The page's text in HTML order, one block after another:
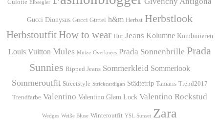
Culotte Elbsegler
Gucci Dionysus Gucci Gürtel h&m Herbst Herbstlook
Herbstoutfit How to wear Hut Jeans Kolumne Kombinieren
Louis Vuitton Mules Mütze Overknees Prada Sonnenbrille Prada
Sunnies Ripped Jeans Sommerkleid Sommerlook
Sommeroutfit Streetstyle Strickcardigan Städtetrip Tamaris Trend2017
Trendfarbe Valentino Valentino Glam Lock Valentino Rockstud
Wedges Weiße Bluse Winteroutfit YSL Sunset Zara